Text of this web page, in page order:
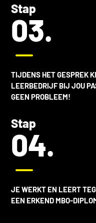
Stap
03.
K
TIJDENS HET GESPREK
LEERBEDRIJF BIJ JOU
GEEN PROBLEEM!
Stap
04.
K
JE WERKT EN LEERT
EEN ERKEND MBO-